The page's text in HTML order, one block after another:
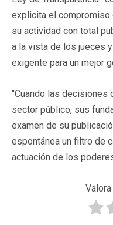
explicita el
su actividad con total
a la vista de los jueces
exigente para un mejor
"Cuando las decisiones
sector público, sus
examen de su
espontánea un filtro de
actuación de los